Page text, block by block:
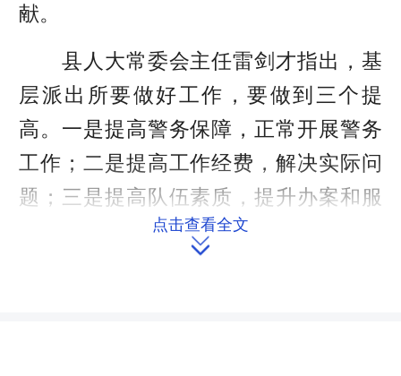
献。
县人大常委会主任雷剑才指出，基
层派出所要做好工作，要做到三个提
高。一是提高警务保障，正常开展警务
工作；二是提高工作经费，解决实际问
题；三是提高队伍素质，提升办案和服
点击查看全文
